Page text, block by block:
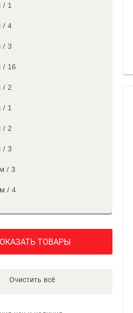
/ 1
/ 4
/ 3
/ 16
/ 2
/ 1
/ 2
/ 3
/ 3
/ 4
ТОВАРЫ
Очистить всё